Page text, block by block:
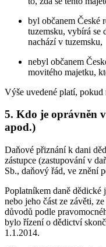
byl občanem České
tuzemsku, vybírá se
nachází v tuzemsku,
nebyl občanem
movitého majetku,
Výše uvedené platí,
5. Kdo je oprávněn
apod.)
Daňové přiznání k dani
zástupce (zastupování v
Sb., daňový řád, ve znění
Poplatníkem daně dědické
nebo jeho část ze závěti,
důvodů podle
bylo řízení o dědictví
1.1.2014.